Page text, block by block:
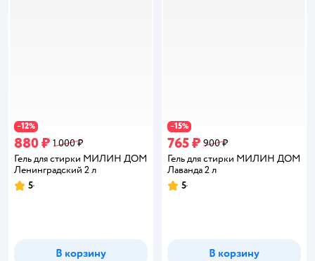
−12%
880 ₽ 1 000 ₽
Гель для стирки МИЛИН ДОМ
Ленинградский 2 л
Рейтинг:
5
В корзину
−15%
765 ₽ 900 ₽
Гель для стирки МИЛИН ДОМ
Лаванда 2 л
Рейтинг:
5
В корзину